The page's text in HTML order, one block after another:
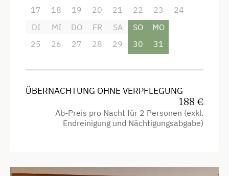
Dusche
Eierkocher
Fernseher
Garten
Haarföhn
Kinderbett
17
18
19
20
21
22
23
24
DI
25
MI
26
DO
27
FR
28
SA
29
SO
30
MO
31
ÜBERNACHTUNG OHNE VERPFLEGUNG
188 €
Ab-Preis pro Nacht für 2 Personen (exkl.
Endreinigung und Nächtigungsabgabe)